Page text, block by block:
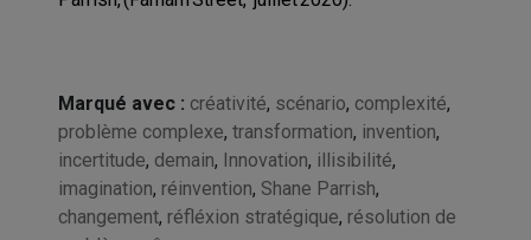
Marqué avec : créativité, scénario, complexité,
problème complexe, transformation, invention,
incertitude, demain, Innovation, illisibilité,
imagination, réinvention, Shane Parrish,
changement, réfléxion stratégique, résolution de